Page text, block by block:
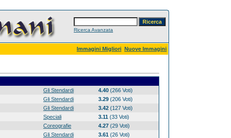
Ricerca Avanzata
Immagini Migliori Nuove Immagini
Gli Stendardi 4.40 (266 Voti)
Gli Stendardi 3.29 (206 Voti)
Gli Stendardi 3.42 (127 Voti)
Speciali 3.11 (33 Voti)
Coreografie 4.27 (29 Voti)
Gli Stendardi 3.61 (26 Voti)